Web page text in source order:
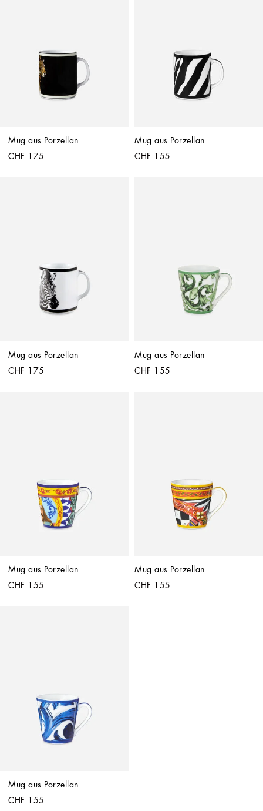
Mug aus Porzellan
CHF 175
Mug aus Porzellan
CHF 155
Mug aus Porzellan
CHF 175
Mug aus Porzellan
CHF 155
Mug aus Porzellan
CHF 155
Mug aus Porzellan
CHF 155
Mug aus Porzellan
CHF 155